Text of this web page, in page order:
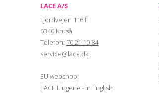
LACE A/S
Fjordvejen 116 E
6340 Kruså
Telefon: 70 21 10 84
service@lace.dk
EU webshop:
LACE Lingerie - in English